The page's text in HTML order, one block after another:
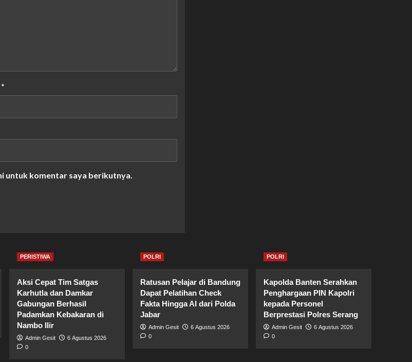
*
untuk komentar saya berikutnya.
PERISTIWA
Aksi Cepat Tim Satgas
Karhutla dan Damkar
Gabungan Berhasil
Padamkan Kebakaran di
Nambo Ilir
Admin Gesit
6 Agustus 2026
0
POLRI
Ratusan Pelajar di Bandung
Dapat Pelatihan Check
Fakta Hingga AI dari Polda
Jabar
Admin Gesit
6 Agustus 2026
0
POLRI
Kapolda Banten Serahkan
Penghargaan PIN Kapolri
kepada Personel
Berprestasi Polres Serang
Admin Gesit
6 Agustus 2026
0